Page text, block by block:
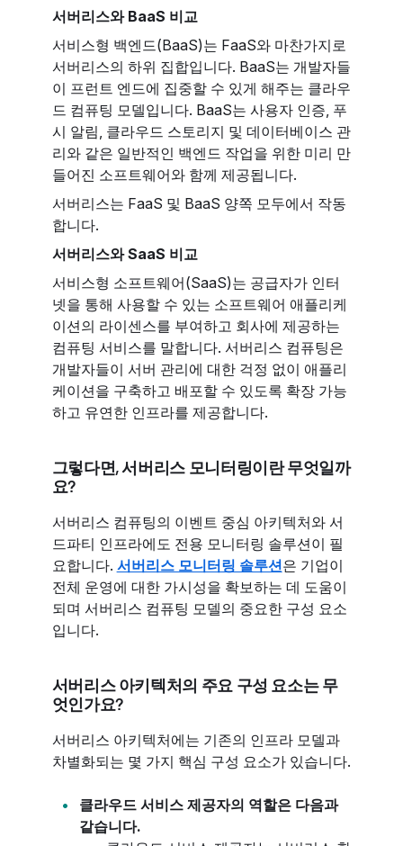
서버리스와 BaaS 비교
서비스형 백엔드(BaaS)는 FaaS와 마찬가지로
서버리스의 하위 집합입니다. BaaS는 개발자들
이 프런트 엔드에 집중할 수 있게 해주는 클라우
드 컴퓨팅 모델입니다. BaaS는 사용자 인증, 푸
시 알림, 클라우드 스토리지 및 데이터베이스 관
리와 같은 일반적인 백엔드 작업을 위한 미리 만
들어진 소프트웨어와 함께 제공됩니다.
서버리스는 FaaS 및 BaaS 양쪽 모두에서 작동
합니다.
서버리스와 SaaS 비교
서비스형 소프트웨어(SaaS)는 공급자가 인터
넷을 통해 사용할 수 있는 소프트웨어 애플리케
이션의 라이센스를 부여하고 회사에 제공하는
컴퓨팅 서비스를 말합니다. 서버리스 컴퓨팅은
개발자들이 서버 관리에 대한 걱정 없이 애플리
케이션을 구축하고 배포할 수 있도록 확장 가능
하고 유연한 인프라를 제공합니다.
그렇다면, 서버리스 모니터링이란 무엇일까
요?
서버리스 컴퓨팅의 이벤트 중심 아키텍처와 서
드파티 인프라에도 전용 모니터링 솔루션이 필
요합니다. 서버리스 모니터링 솔루션은 기업이
전체 운영에 대한 가시성을 확보하는 데 도움이
되며 서버리스 컴퓨팅 모델의 중요한 구성 요소
입니다.
서버리스 아키텍처의 주요 구성 요소는 무
엇인가요?
서버리스 아키텍처에는 기존의 인프라 모델과
차별화되는 몇 가지 핵심 구성 요소가 있습니다.
클라우드 서비스 제공자의 역할은 다음과
같습니다.